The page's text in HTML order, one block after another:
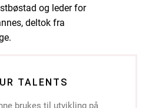
og leder for
deltok fra
TALENTS